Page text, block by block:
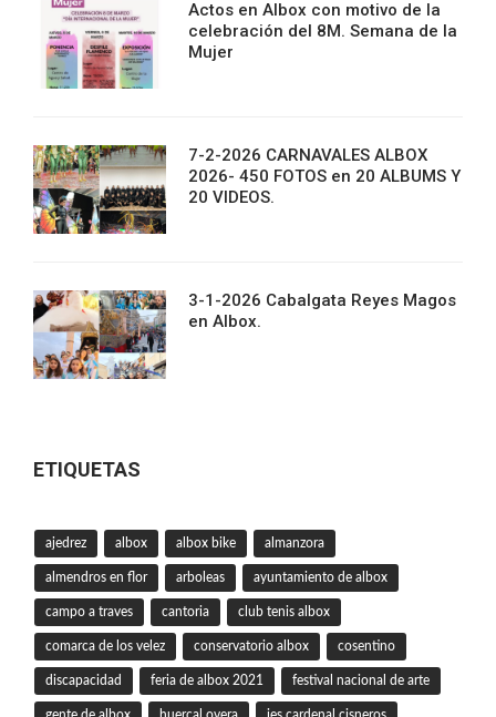
Actos en Albox con motivo de la
celebración del 8M. Semana de la
Mujer
7-2-2026 CARNAVALES ALBOX
2026- 450 FOTOS en 20 ALBUMS Y
20 VIDEOS.
3-1-2026 Cabalgata Reyes Magos
en Albox.
ETIQUETAS
ajedrez albox albox bike almanzora
almendros en flor arboleas ayuntamiento de albox
campo a traves cantoria club tenis albox
comarca de los velez conservatorio albox cosentino
discapacidad feria de albox 2021 festival nacional de arte